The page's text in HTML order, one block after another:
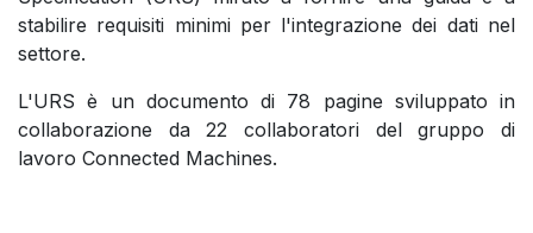
stabilire requisiti minimi per l'integrazione dei dati nel
settore.
L'URS è un documento di 78 pagine sviluppato in
collaborazione da 22 collaboratori del gruppo di
lavoro Connected Machines.